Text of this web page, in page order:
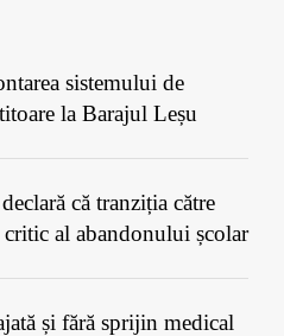
sistemului de
la Barajul Leșu
că tranziția către
al abandonului școlar
și fără sprijin medical